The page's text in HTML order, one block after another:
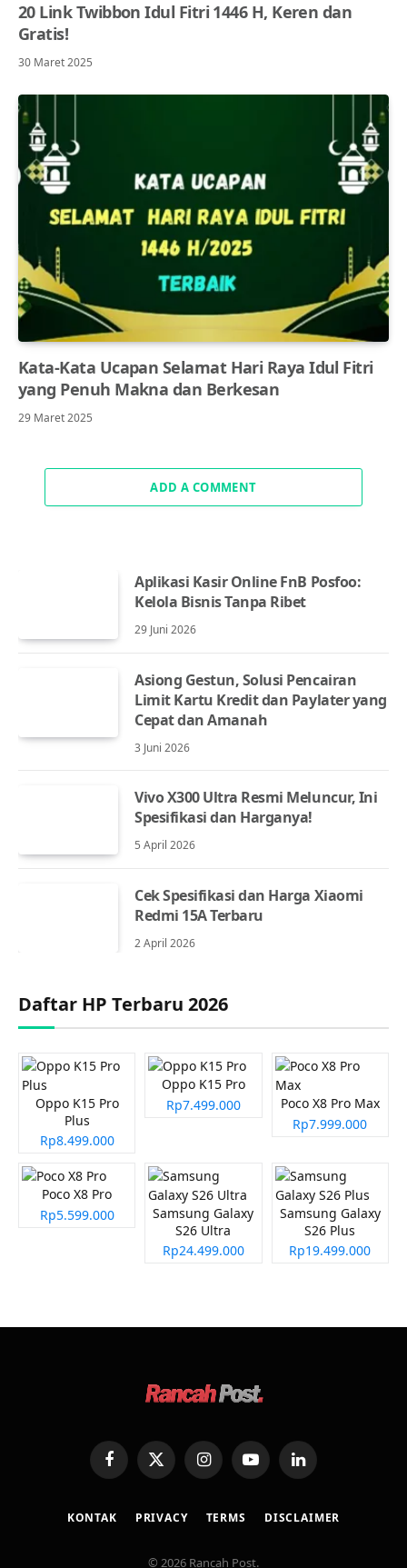
20 Link Twibbon Idul Fitri 1446 H, Keren dan
Gratis!
30 Maret 2025
Kata-Kata Ucapan Selamat Hari Raya Idul Fitri
yang Penuh Makna dan Berkesan
29 Maret 2025
ADD A COMMENT
Aplikasi Kasir Online FnB Posfoo:
Kelola Bisnis Tanpa Ribet
29 Juni 2026
Asiong Gestun, Solusi Pencairan
Limit Kartu Kredit dan Paylater yang
Cepat dan Amanah
3 Juni 2026
Vivo X300 Ultra Resmi Meluncur, Ini
Spesifikasi dan Harganya!
5 April 2026
Cek Spesifikasi dan Harga Xiaomi
Redmi 15A Terbaru
2 April 2026
Daftar HP Terbaru 2026
Oppo K15 Pro
Plus
Rp8.499.000
Oppo K15 Pro
Rp7.499.000
Poco X8 Pro Max
Rp7.999.000
Poco X8 Pro
Rp5.599.000
Samsung Galaxy
S26 Ultra
Rp24.499.000
Samsung Galaxy
S26 Plus
Rp19.499.000
FacebookX
(Twitter)
InstagramYouTubeLinkedIn
KONTAK PRIVACY TERMS DISCLAIMER
© 2026 Rancah Post.